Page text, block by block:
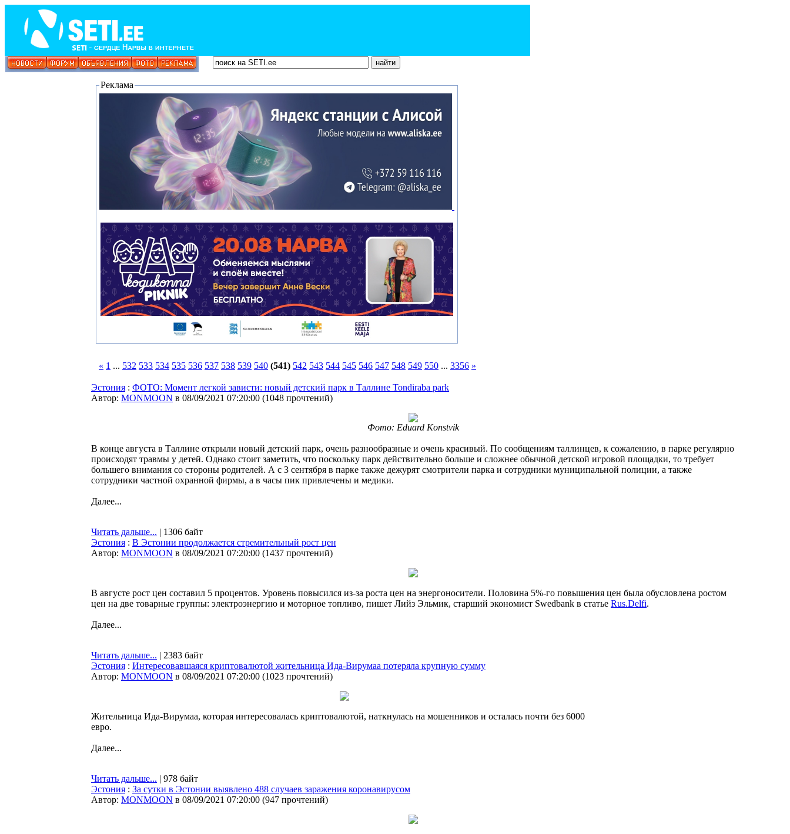
Реклама
« 1 ... 532 533 534 535 536 537 538 539 540 (541) 542 543 544 545 546 547 548 549 550 ... 3356 »
Эстония : ФОТО: Момент легкой зависти: новый детский парк в Таллине Tondiraba park
Автор: MONMOON в 08/09/2021 07:20:00 (1048 прочтений)
Фото: Eduard Konstvik
В конце августа в Таллине открыли новый детский парк, очень разнообразные и очень красивый. По сообщениям таллинцев, к сожалению, в парке регулярно
происходят травмы у детей. Однако стоит заметить, что поскольку парк действительно больше и сложнее обычной детской игровой площадки, то требует
большего внимания со стороны родителей. А с 3 сентября в парке также дежурят смотрители парка и сотрудники муниципальной полиции, а также
сотрудники частной охранной фирмы, а в часы пик привлечены и медики.
Далее...
Читать дальше... | 1306 байт
Эстония : В Эстонии продолжается стремительный рост цен
Автор: MONMOON в 08/09/2021 07:20:00 (1437 прочтений)
В августе рост цен составил 5 процентов. Уровень повысился из-за роста цен на энергоносители. Половина 5%-го повышения цен была обусловлена ростом
цен на две товарные группы: электроэнергию и моторное топливо, пишет Лийз Эльмик, старший экономист Swedbank в статье Rus.Delfi.
Далее...
Читать дальше... | 2383 байт
Эстония : Интересовавшаяся криптовалютой жительница Ида-Вирумаа потеряла крупную сумму
Автор: MONMOON в 08/09/2021 07:20:00 (1023 прочтений)
Жительница Ида-Вирумаа, которая интересовалась криптовалютой, наткнулась на мошенников и осталась почти без 6000
евро.
Далее...
Читать дальше... | 978 байт
Эстония : За сутки в Эстонии выявлено 488 случаев заражения коронавирусом
Автор: MONMOON в 08/09/2021 07:20:00 (947 прочтений)